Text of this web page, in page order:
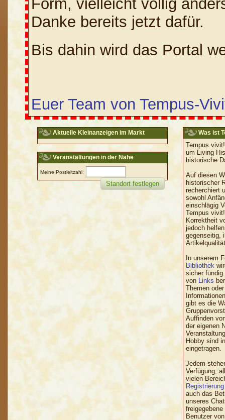
Form, vielleicht völlig
Danke bereits jetzt dafür.
Bis dahin wird das Portal
Euer Team von Tempus-
Was ist
Tempus
um Living
historische
Auf diesen
historischer
recherchiert
sowohl
einschlägig
Tempus
Korrektheit
jedoch
gegenseitig,
In unserem
Bibliothek
sicher
von Links
Themen
gibt es die
Auffinden
der eigenen
Hobby sind
eingetragen.
Jedem
Verfügung,
vielen
Registrierung
auch das
unseres
Benutzer
Aktuelle Kleinanzeigen im Markt
Veranstaltungen in der Nähe
Meine Postleitzahl: